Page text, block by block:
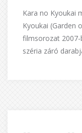
Kara no Kyoukai
Kyoukai (Garden
filmsorozat
széria záró